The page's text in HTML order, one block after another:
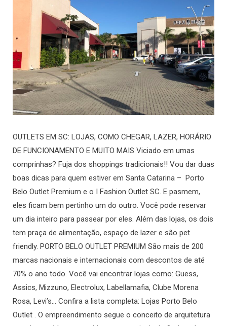
OUTLETS EM SC: LOJAS, COMO CHEGAR, LAZER, HORÁRIO
DE FUNCIONAMENTO E MUITO MAIS Viciado em umas
comprinhas? Fuja dos shoppings tradicionais!! Vou dar duas
boas dicas para quem estiver em Santa Catarina – Porto
Belo Outlet Premium e o I Fashion Outlet SC. E pasmem,
eles ficam bem pertinho um do outro. Você pode reservar
um dia inteiro para passear por eles. Além das lojas, os dois
tem praça de alimentação, espaço de lazer e são pet
friendly. PORTO BELO OUTLET PREMIUM São mais de 200
marcas nacionais e internacionais com descontos de até
70% o ano todo. Você vai encontrar lojas como: Guess,
Assics, Mizzuno, Electrolux, Labellamafia, Clube Morena
Rosa, Levi’s… Confira a lista completa: Lojas Porto Belo
Outlet . O empreendimento segue o conceito de arquitetura